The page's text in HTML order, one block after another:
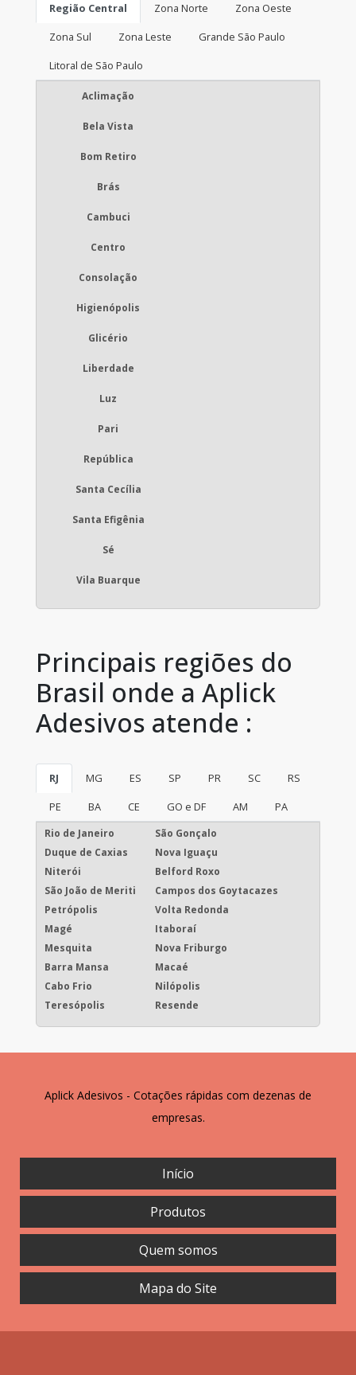
Região Central Zona Norte
Zona Oeste
Zona Sul
Zona Leste
Grande São Paulo
Litoral de São Paulo
Aclimação
Bela Vista
Bom Retiro
Brás
Cambuci
Centro
Consolação
Higienópolis
Glicério
Liberdade
Luz
Pari
República
Santa Cecília
Santa Efigênia
Sé
Vila Buarque
Principais regiões do
Brasil onde a Aplick
Adesivos atende :
RJ MG ES SP PR SC
RS
PE
BA CE GO e DF AM PA
Rio de Janeiro
São Gonçalo
Duque de Caxias
Nova Iguaçu
Niterói
Belford Roxo
São João de Meriti
Campos dos Goytacazes
Petrópolis
Volta Redonda
Magé
Itaboraí
Mesquita
Nova Friburgo
Barra Mansa
Macaé
Cabo Frio
Nilópolis
Teresópolis
Resende
Aplick Adesivos - Cotações rápidas com dezenas de
empresas.
Início
Produtos
Quem somos
Mapa do Site